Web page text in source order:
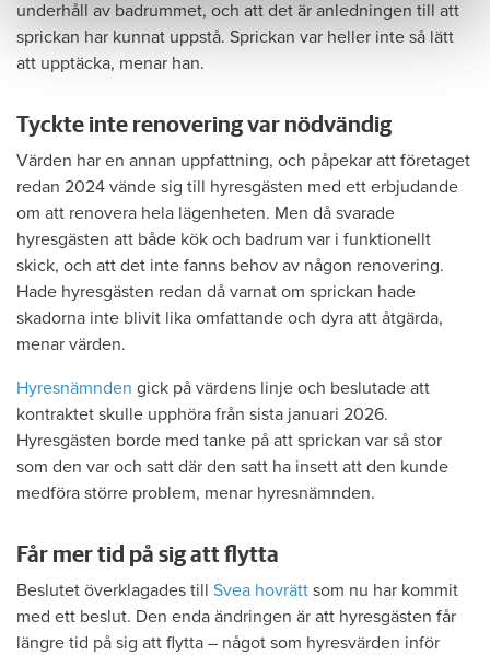
underhåll av badrummet, och att det är anledningen till att
sprickan har kunnat uppstå. Sprickan var heller inte så lätt
att upptäcka, menar han.
Tyckte inte renovering var nödvändig
Värden har en annan uppfattning, och påpekar att företaget
redan 2024 vände sig till hyresgästen med ett erbjudande
om att renovera hela lägenheten. Men då svarade
hyresgästen att både kök och badrum var i funktionellt
skick, och att det inte fanns behov av någon renovering.
Hade hyresgästen redan då varnat om sprickan hade
skadorna inte blivit lika omfattande och dyra att åtgärda,
menar värden.
Hyresnämnden gick på värdens linje och beslutade att
kontraktet skulle upphöra från sista januari 2026.
Hyresgästen borde med tanke på att sprickan var så stor
som den var och satt där den satt ha insett att den kunde
medföra större problem, menar hyresnämnden.
Får mer tid på sig att flytta
Beslutet överklagades till Svea hovrätt som nu har kommit
med ett beslut. Den enda ändringen är att hyresgästen får
längre tid på sig att flytta – något som hyresvärden inför